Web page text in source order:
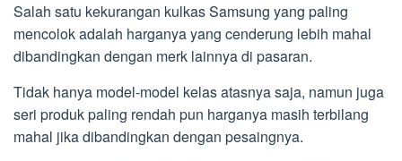
Salah satu kekurangan kulkas Samsung yang paling
mencolok adalah harganya yang cenderung lebih mahal
dibandingkan dengan merk lainnya di pasaran.
Tidak hanya model-model kelas atasnya saja, namun juga
seri produk paling rendah pun harganya masih terbilang
mahal jika dibandingkan dengan pesaingnya.